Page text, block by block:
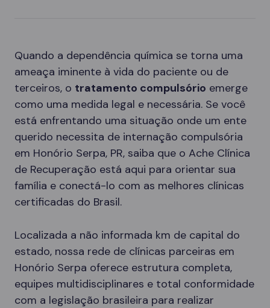
Quando a dependência química se torna uma
ameaça iminente à vida do paciente ou de
terceiros, o tratamento compulsório emerge
como uma medida legal e necessária. Se você
está enfrentando uma situação onde um ente
querido necessita de internação compulsória
em Honório Serpa, PR, saiba que o Ache Clínica
de Recuperação está aqui para orientar sua
família e conectá-lo com as melhores clínicas
certificadas do Brasil.
Localizada a não informada km de capital do
estado, nossa rede de clínicas parceiras em
Honório Serpa oferece estrutura completa,
equipes multidisciplinares e total conformidade
com a legislação brasileira para realizar